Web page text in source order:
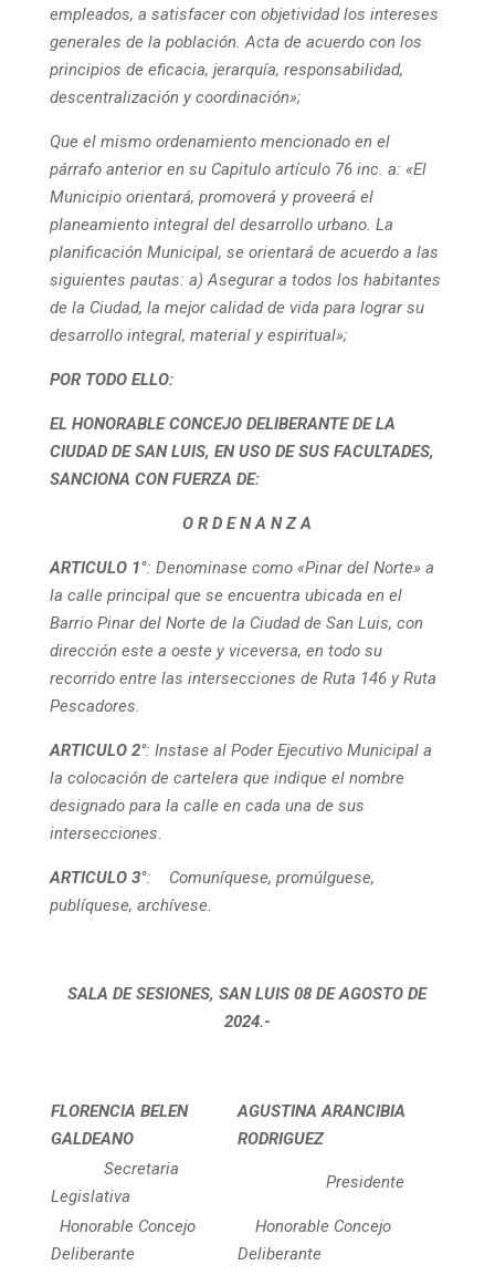
empleados, a satisfacer con objetividad los intereses
generales de la población. Acta de acuerdo con los
principios de eficacia, jerarquía, responsabilidad,
descentralización y coordinación»;
Que el mismo ordenamiento mencionado en el
párrafo anterior en su Capitulo artículo 76 inc. a: «El
Municipio orientará, promoverá y proveerá el
planeamiento integral del desarrollo urbano. La
planificación Municipal, se orientará de acuerdo a las
siguientes pautas: a) Asegurar a todos los habitantes
de la Ciudad, la mejor calidad de vida para lograr su
desarrollo integral, material y espiritual»;
POR TODO ELLO:
EL HONORABLE CONCEJO DELIBERANTE DE LA
CIUDAD DE SAN LUIS, EN USO DE SUS FACULTADES,
SANCIONA CON FUERZA DE:
O R D E N A N Z A
ARTICULO 1°: Denominase como «Pinar del Norte» a
la calle principal que se encuentra ubicada en el
Barrio Pinar del Norte de la Ciudad de San Luis, con
dirección este a oeste y viceversa, en todo su
recorrido entre las intersecciones de Ruta 146 y Ruta
Pescadores.
ARTICULO 2°: Instase al Poder Ejecutivo Municipal a
la colocación de cartelera que indique el nombre
designado para la calle en cada una de sus
intersecciones.
ARTICULO 3°: Comuníquese, promúlguese,
publíquese, archívese.
SALA DE SESIONES, SAN LUIS 08 DE AGOSTO DE
2024.-
FLORENCIA BELEN
GALDEANO
AGUSTINA ARANCIBIA
RODRIGUEZ
Secretaria
Legislativa
Presidente
Honorable Concejo
Deliberante
Honorable Concejo
Deliberante